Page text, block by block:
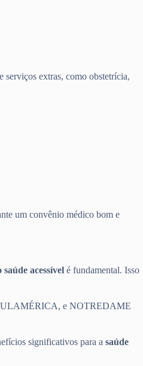
serviços extras, como obstetrícia,
um convênio médico bom e
saúde acessível é fundamental. Isso
SULAMÉRICA, e NOTREDAME
significativos para a saúde